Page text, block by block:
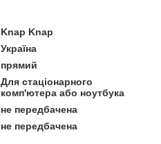
Knap Knap
Україна
прямий
Для стаціонарного
комп'ютера або ноутбука
не передбачена
не передбачена